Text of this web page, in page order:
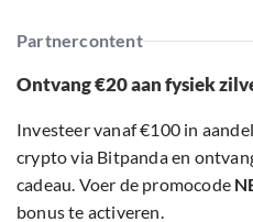
Partnercontent
Ontvang €20 aan fysiek
Investeer vanaf €100 in
crypto via Bitpanda en
cadeau. Voer de promocode
bonus te activeren.